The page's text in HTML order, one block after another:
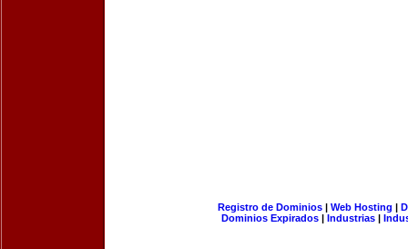
Registro de Dominios| Web Hosting |
Dominios Expirados | Industrias |